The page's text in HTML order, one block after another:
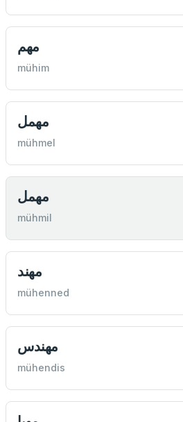
مهم
mühim
مهمل
mühmel
مهمل
mühmil
مهند
mühenned
مهندس
mühendis